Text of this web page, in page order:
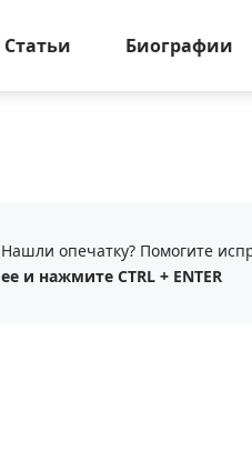
Статьи Биографии
Нашли опечатку? Помогите
ее и нажмите CTRL + ENTER